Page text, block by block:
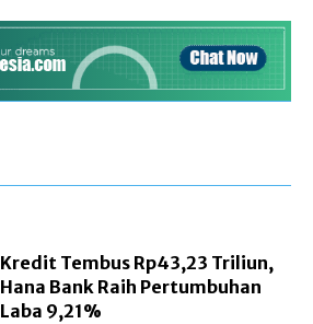
Kredit Tembus Rp43,23 Triliun,
Hana Bank Raih Pertumbuhan
Laba 9,21%